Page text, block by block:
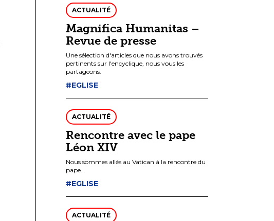
ACTUALITÉ
Magnifica Humanitas –
Revue de presse
Une sélection d'articles que nous avons trouvés
pertinents sur l'encyclique, nous vous les
partageons.
#EGLISE
ACTUALITÉ
Rencontre avec le pape
Léon XIV
Nous sommes allés au Vatican à la rencontre du
pape...
#EGLISE
ACTUALITÉ